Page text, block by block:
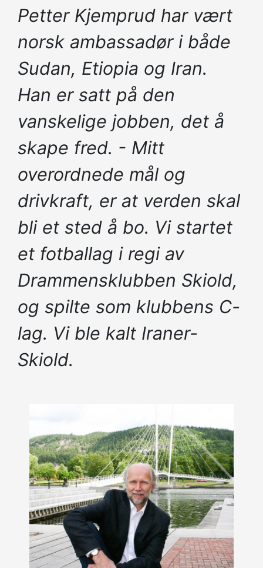
Petter Kjemprud har vært
norsk ambassadør i både
Sudan, Etiopia og Iran.
Han er satt på den
vanskelige jobben, det å
skape fred. - Mitt
overordnede mål og
drivkraft, er at verden skal
bli et sted å bo. Vi startet
et fotballag i regi av
Drammensklubben Skiold,
og spilte som klubbens C-
lag. Vi ble kalt Iraner-
Skiold.